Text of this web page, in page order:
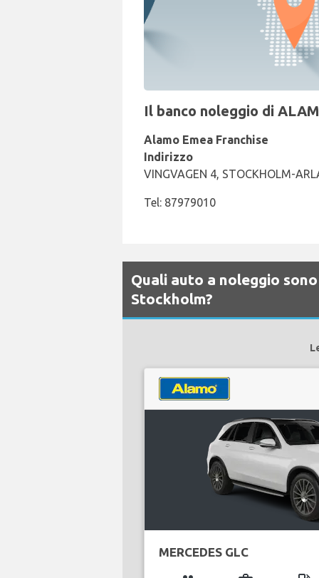
Il banco noleggio di
Alamo Emea Franchise
Indirizzo
VINGVAGEN 4, STOCKHOLM-
Tel: 87979010
Quali auto a noleggio
Stockholm?
MERCEDES GLC